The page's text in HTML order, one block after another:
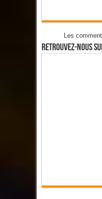
Les
Retrouvez-Nous